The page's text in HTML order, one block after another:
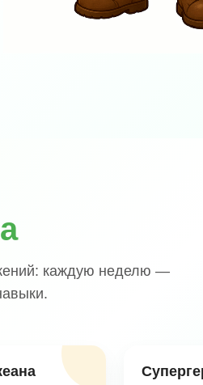
каждую неделю —